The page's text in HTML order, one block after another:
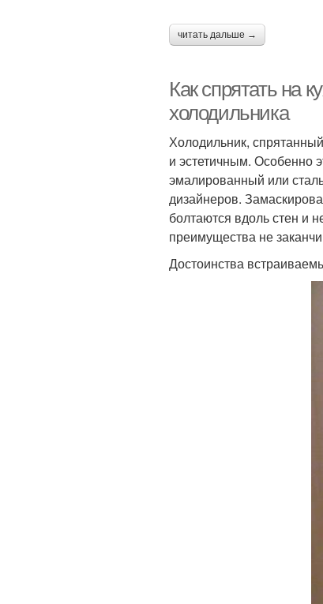
читать дальше →
Как спрятать на
холодильника
Холодильник,
и эстетичным. Особенно
эмалированный или
дизайнеров.
болтаются вдоль стен и
преимущества не
Достоинства